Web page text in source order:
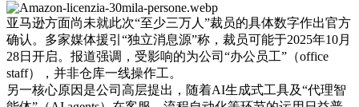
亚马逊方面尚未就此次“至少三万人”裁员的具体数字作出官方
确认。多家媒体援引“独立消息源”称，裁员可能于2025年10月
28日开启。报道强调，受影响的为公司“办公员工”（office
staff），并非仓库一线操作工。
另一核心原因是公司高层提出，随着AI生成式工具及“代理智